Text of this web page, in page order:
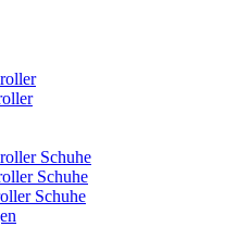
Schuhe
Schuhe
Schuhe